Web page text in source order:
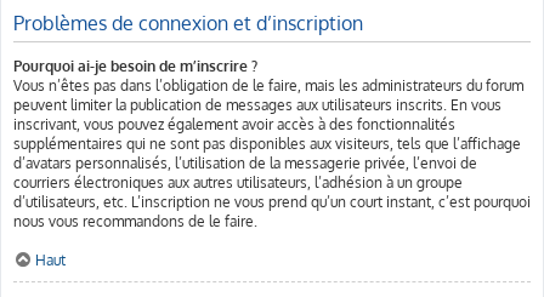
Problèmes de connexion et d’inscription
Pourquoi ai-je besoin de m’inscrire ?
Vous n’êtes pas dans l’obligation de le faire, mais les administrateurs du forum
peuvent limiter la publication de messages aux utilisateurs inscrits. En vous
inscrivant, vous pouvez également avoir accès à des fonctionnalités
supplémentaires qui ne sont pas disponibles aux visiteurs, tels que l’affichage
d’avatars personnalisés, l’utilisation de la messagerie privée, l’envoi de
courriers électroniques aux autres utilisateurs, l’adhésion à un groupe
d’utilisateurs, etc. L’inscription ne vous prend qu’un court instant, c’est pourquoi
nous vous recommandons de le faire.
Haut